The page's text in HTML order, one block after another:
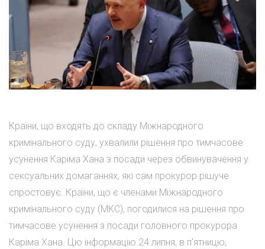
Країни, що входять до складу Міжнародного
кримінального суду, ухвалили рішення про тимчасове
усунення Каріма Хана з посади через обвинувачення у
сексуальних домаганнях, які сам прокурор рішуче
спростовує. Країни, що є членами Міжнародного
кримінального суду (МКС), погодилися на рішення про
тимчасове усунення з посади головного прокурора
Каріма Хана. Цю інформацію 24 липня, в п'ятницю,